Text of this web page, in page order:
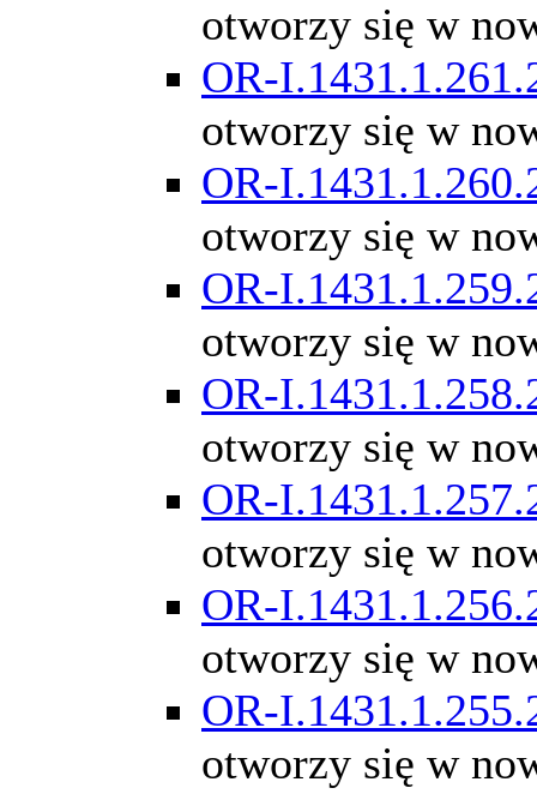
otworzy się w
OR-
otworzy się w
OR-
otworzy się w
OR-
otworzy się w
OR-
otworzy się w
OR-
otworzy się w
OR-
otworzy się w
OR-
otworzy się w